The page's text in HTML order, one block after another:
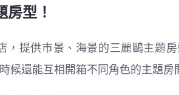
房型！
，提供市景、海景的三麗鷗主題
候還能互相開箱不同角色的主題房